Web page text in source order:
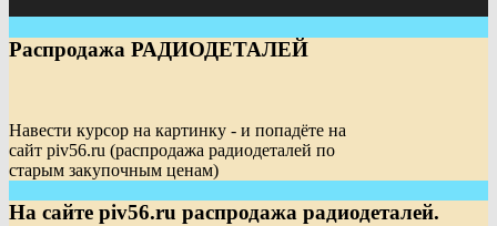
Распродажа РАДИОДЕТАЛЕЙ
Навести курсор на картинку - и попадёте на
сайт piv56.ru (распродажа радиодеталей по
старым закупочным ценам)
На сайте piv56.ru распродажа радиодеталей.